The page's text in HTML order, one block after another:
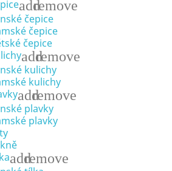
addremove
čepice
čepice
čepice
addremove
kulichy
kulichy
addremove
plavky
plavky
addremove